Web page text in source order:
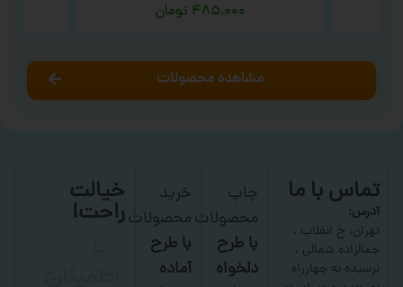
۴۸۵,۰۰۰ تومان
مشاهده محصولات
تماس با ما
آدرس:
تهران، خ انقلاب ،
جمالزاده شمالی ،
نرسیده به چهارراه
چاپ
محصولات
با طرح
دلخواه
خرید
محصولات
با طرح
آماده
خیالت
راحت!